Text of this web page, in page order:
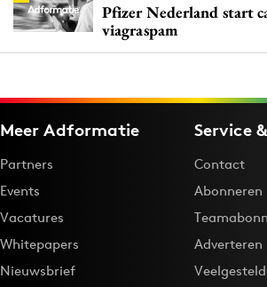
Pfizer Nederland start
viagraspam
Meer Adformatie
Partners
Events
Vacatures
Whitepapers
Nieuwsbrief
Service
Contact
Abonneren
Adverteren